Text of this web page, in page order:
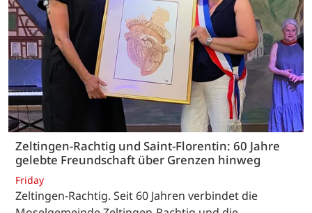
Zeltingen-Rachtig und Saint-Florentin: 60 Jahre
gelebte Freundschaft über Grenzen hinweg
Friday
Zeltingen-Rachtig. Seit 60 Jahren verbindet die